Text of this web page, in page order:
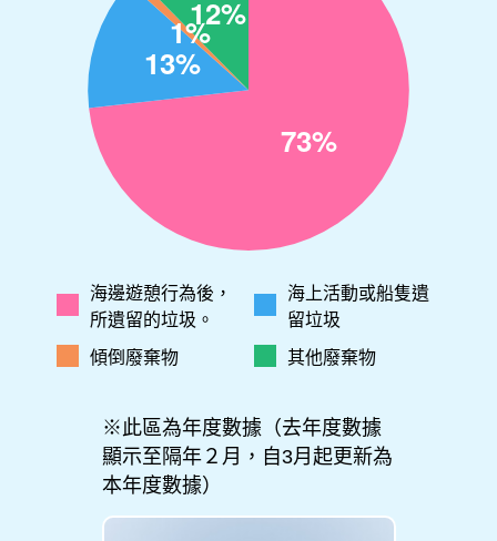
海邊遊憩行為後，
所遺留的垃圾。
海上活動或船隻遺
留垃圾
傾倒廢棄物
其他廢棄物
※此區為年度數據（去年度數據
顯示至隔年２月，自3月起更新為
本年度數據）